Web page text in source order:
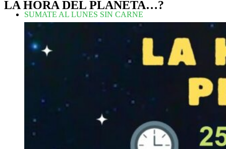
SUMATE AL LUNES SIN CARNE
LA HORA DEL PLANETA…?